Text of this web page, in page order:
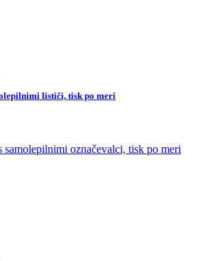
lističi, tisk po meri